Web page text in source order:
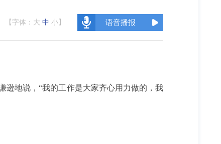
【字体： 大 中 小 】 语音播报
逊地说，“我的工作是大家齐心用力做的，我